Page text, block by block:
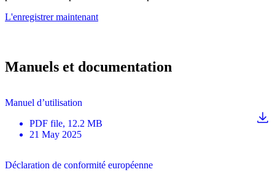
L'enregistrer maintenant
Manuels et documentation
Manuel d’utilisation
PDF file, 12.2 MB
21 May 2025
Déclaration de conformité européenne